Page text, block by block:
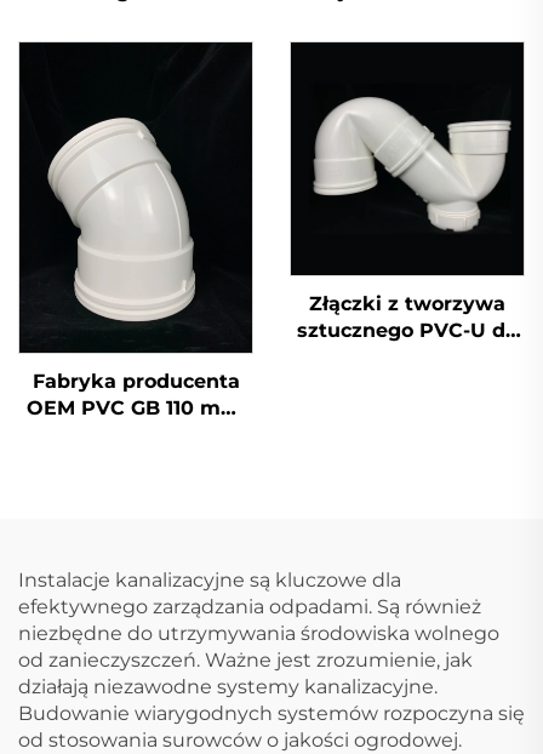
podwójne gniazdo
PVC GB 110 mm,
UPVC do
odprowadzania
ścieków, nakrętka
końcowa 50 mm 200
mm 2 cali
Fabryka producenta
OEM PVC GB 110 mm,
Złączki z tworzywa
sztucznego PVC-U do
Instalacje kanalizacyjne są kluczowe dla
efektywnego zarządzania odpadami. Są również
niezbędne do utrzymywania środowiska wolnego
od zanieczyszczeń. Ważne jest zrozumienie, jak
działają niezawodne systemy kanalizacyjne.
Budowanie wiarygodnych systemów rozpoczyna się
od stosowania surowców o jakości ogrodowej.